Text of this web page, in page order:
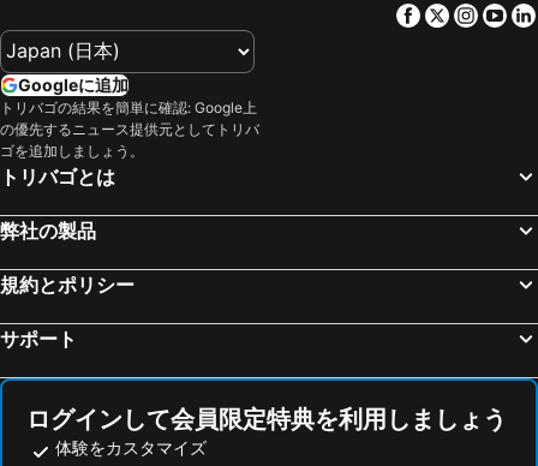
Facebook
Twitter
Googleに追加
トリバゴの結果を簡単に確認: Google上
の優先するニュース提供元としてトリバ
ゴを追加しましょう。
トリバゴとは
弊社の製品
規約とポリシー
サポート
ログインして会員限定特典を利用しましょう
体験をカスタマイズ